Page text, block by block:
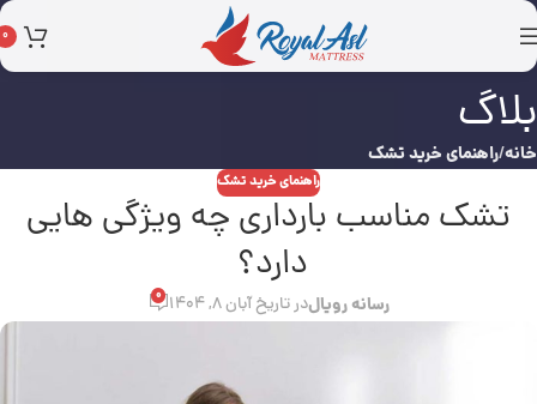
0
بلاگ
خانه راهنمای خرید تشک
راهنمای خرید تشک
تشک مناسب بارداری چه ویژگی هایی
دارد؟
رسانه رویالدر تاریخ آبان 8, 1404 0